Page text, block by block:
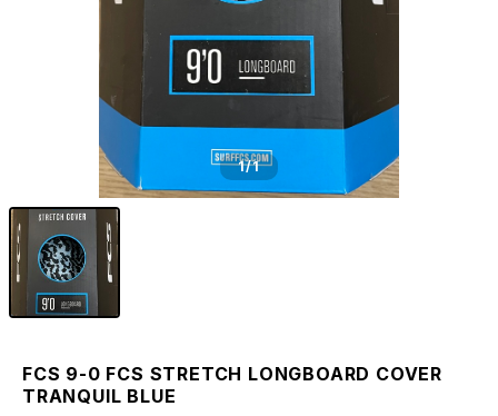
1/1
FCS 9-0 FCS STRETCH LONGBOARD COVER
TRANQUIL BLUE